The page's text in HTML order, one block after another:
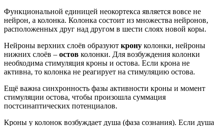
Функциональной единицей неокортекса является вовсе не
нейрон, а колонка. Колонка состоит из множества нейронов,
расположенных друг над другом в шести слоях новой коры.
Нейроны верхних слоёв образуют крону колонки, нейроны
нижних слоёв – остов колонки. Для возбуждения колонки
необходима стимуляция кроны и остова. Если крона не
активна, то колонка не реагирует на стимуляцию остова.
Ещё важна синхронность фазы активности кроны и момент
стимуляции остова, чтобы произошла суммация
постсинаптических потенциалов.
Кроны у колонок возбуждает душа (фаза сознания). Если душа